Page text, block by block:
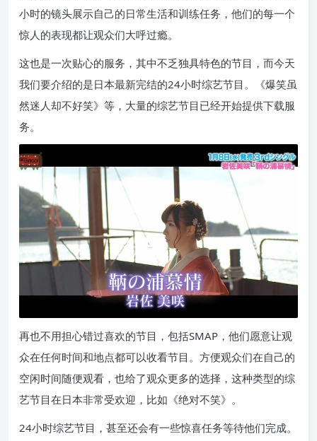
小时的镜头展示自己的日常生活和训练任务，他们的每一个
惊人的表现都让观众们大呼过瘾。
这也是一次贴心的服务，其中不乏独具特色的节目，而今天
我们要介绍的是日本最新完结的24小时综艺节目。《爆笑虽
然迷人却不好笑》等，大量的综艺节目已经开始提供下载服
务。
再也不用担心错过喜欢的节目，包括SMAP，他们愿意让观
众在任何时间和地点都可以收看节目。方便观众们在自己的
空闲时间随便观看，也给了观众更多的选择，这种类型的综
艺节目在日本非常受欢迎，比如《绝对不笑》。
24小时综艺节目，甚至还会有一些惊喜任务等待他们完成。